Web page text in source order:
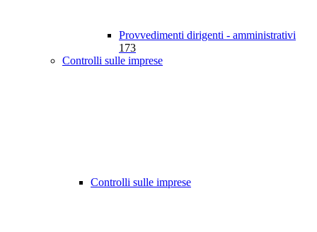
Provvedimenti dirigenti - amministrativi
173
Controlli sulle imprese
Controlli sulle imprese